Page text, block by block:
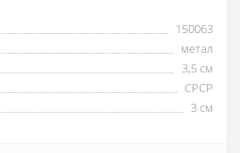
150063
метал
3,5 см
СРСР
3 см